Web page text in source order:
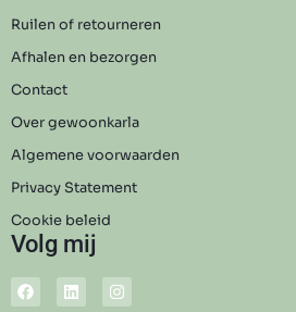
Ruilen of retourneren
Afhalen en bezorgen
Contact
Over gewoonkarla
Algemene voorwaarden
Privacy Statement
Cookie beleid
Volg mij